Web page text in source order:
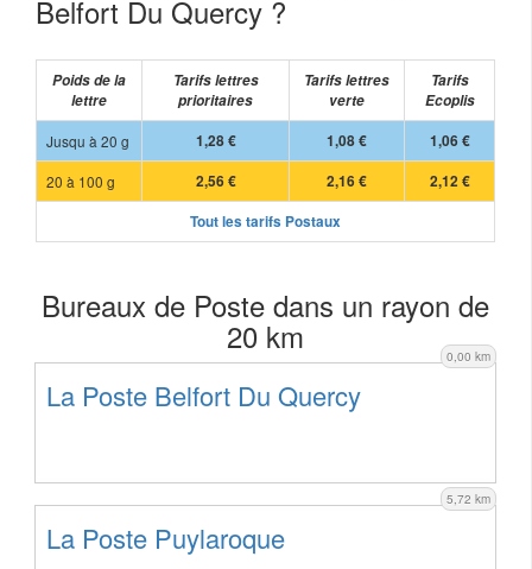
Belfort Du Quercy ?
Poids de la
lettre
Tarifs lettres
prioritaires
Tarifs lettres
verte
Tarifs
Ecoplis
Jusqu à 20 g
1,28 € 1,08 €
1,06 €
20 à 100 g
2,56 € 2,16 €
2,12 €
Tout les tarifs Postaux
Bureaux de Poste dans un rayon de
20 km 0,00 km
La Poste Belfort Du Quercy
5,72 km
La Poste Puylaroque